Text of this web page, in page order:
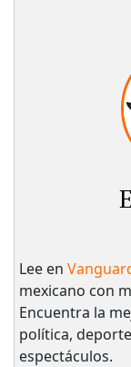
Lee en
mexicano con
Encuentra la
política,
espectáculos.